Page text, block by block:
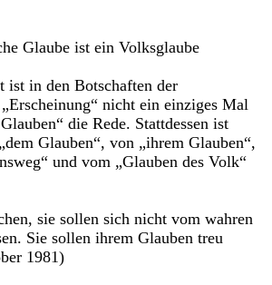
Glaube ist ein Volksglaube
ist in den Botschaften der
nicht ein einziges Mal
die Rede. Stattdessen ist
Glauben“, von „ihrem Glauben“,
und vom „Glauben des Volk“
sie sollen sich nicht vom wahren
Sie sollen ihrem Glauben treu
1981)